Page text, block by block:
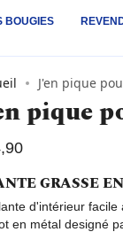
BOUGIES
J'en pique
pique
GRASSE
d'intérieur facile
en métal designé